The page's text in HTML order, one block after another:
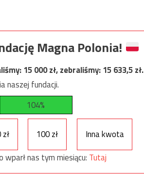
Magna Polonia!
15 000zł, zebraliśmy:15 633,5zł.
naszej fundacji.
104%
100 zł
Inna kwota
wparł nas tym miesiącu: Tutaj